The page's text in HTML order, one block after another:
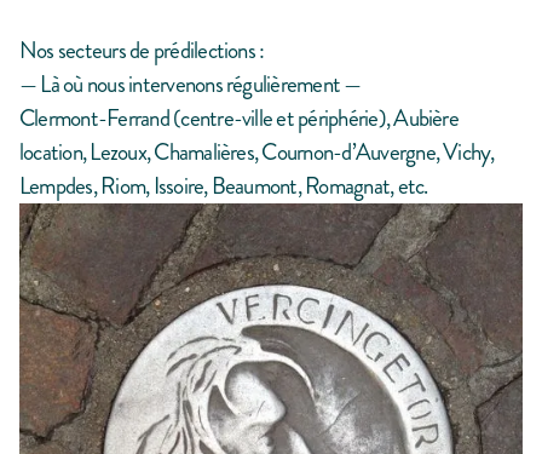
Nos secteurs de prédilections :
— Là où nous intervenons régulièrement —
Clermont-Ferrand (centre-ville et périphérie), Aubière
location, Lezoux, Chamalières, Cournon-d’Auvergne, Vichy,
Lempdes, Riom, Issoire, Beaumont, Romagnat, etc.